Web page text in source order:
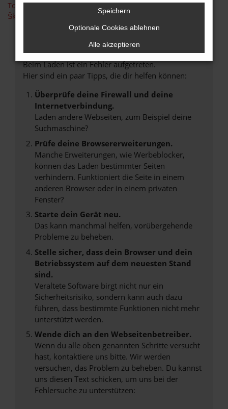
Toyota
Škoda
FEHLER: NETWORK ERROR
Beim Laden ist ein Fehler aufgetreten.
Hier sind ein paar Tipps, die dir helfen können:
Überprüfe deine Firewall und deine
Internetverbindung.
Laden andere Webseiten, zum Beispiel deine
Suchmaschine?
Prüfe deine Browsererweiterungen.
Manche Erweiterungen, wie Werbeblocker,
können das Laden bestimmter Seiten
verhindern. Funktioniert die Seite in einem
anderen Browser oder in einem privaten
Fenster?
Starte dein Gerät neu.
Das kann manchmal helfen, vorübergehende
Probleme zu beheben.
Stelle sicher, dass dein Browser und dein
Betriebssystem auf dem neuesten Stand
sind.
Veraltete Software birgt nicht nur ein
Sicherheitsrisiko, sondern kann auch dazu
führen, dass bestimmte Funktionen nicht mehr
unterstützt werden.
Wende dich an den Webseitenbetreiber.
Wenn du alle oben genannten Schritte versucht
hast, kontaktiere uns bitte. Wir werden
versuchen, das Problem zu beheben. Du kannst
uns diesen Text schicken, um uns bei der
Fehlersuche zu unterstützen:
Speichern
Optionale Cookies ablehnen
Alle akzeptieren